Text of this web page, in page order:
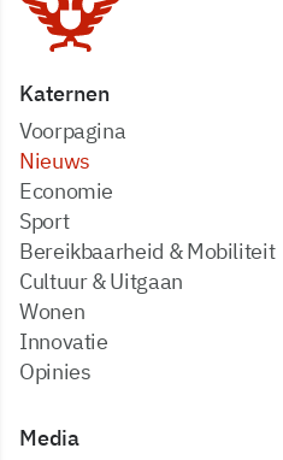
Katernen
Voorpagina
Nieuws
Economie
Sport
Bereikbaarheid & Mobiliteit
Cultuur & Uitgaan
Wonen
Innovatie
Opinies
Media